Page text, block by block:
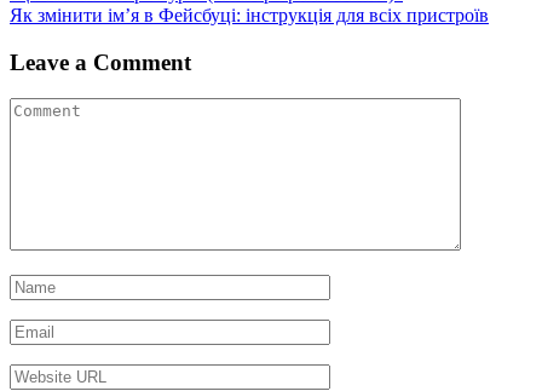
записів
Як змінити ім’я в Фейсбуці: інструкція для всіх пристроїв
Leave a Comment